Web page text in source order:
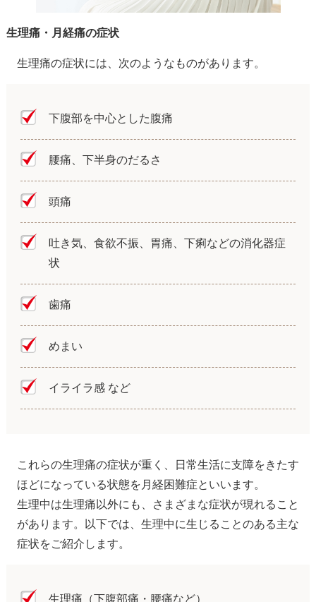
生理痛・月経痛の症状
生理痛の症状には、次のようなものがあります。
下腹部を中心とした腹痛
腰痛、下半身のだるさ
頭痛
吐き気、食欲不振、胃痛、下痢などの消化器症
状
歯痛
めまい
イライラ感 など
これらの生理痛の症状が重く、日常生活に支障をきたす
ほどになっている状態を月経困難症といいます。
生理中は生理痛以外にも、さまざまな症状が現れること
があります。以下では、生理中に生じることのある主な
症状をご紹介します。
生理痛（下腹部痛・腰痛など）